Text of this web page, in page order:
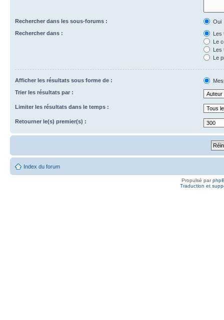
Rechercher dans les sous-forums :
Oui
Rechercher dans :
Les
Le
Les
Le
Afficher les résultats sous forme de :
Trier les résultats par :
Limiter les résultats dans le temps :
Retourner le(s) premier(s) :
Index du forum
Propulsé par
Traduction et